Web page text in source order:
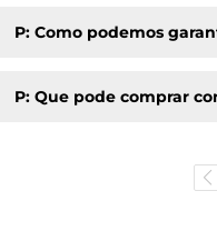
P: Como podemos
P: Que pode comprar